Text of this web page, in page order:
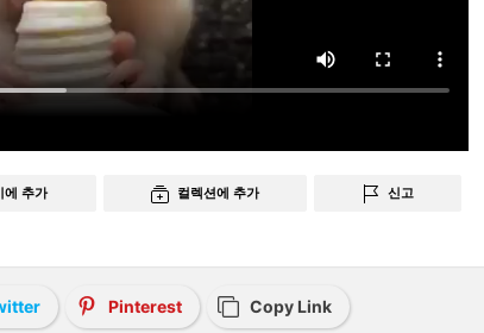
에 추가 컬렉션에 추가 신고
Pinterest Copy Link